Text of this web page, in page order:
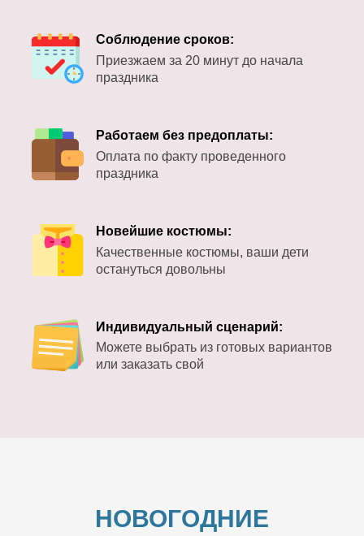
Соблюдение сроков:
Приезжаем за 20 минут до начала
праздника
Работаем без предоплаты:
Оплата по факту проведенного
праздника
Новейшие костюмы:
Качественные костюмы, ваши дети
остануться довольны
Индивидуальный сценарий:
Можете выбрать из готовых вариантов
или заказать свой
НОВОГОДНИЕ